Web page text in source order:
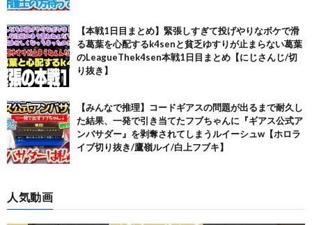
【本戦1日目まとめ】緊張しすぎて投げやりなボケで滑
る葛葉を心配するk4senと貧乏ゆすりが止まらない葛葉
のLeagueThek4sen本戦1日目まとめ【にじさんじ/切
り抜き】
【みんなで推理】コードギアスの問題が出るまで耐久し
た結果、一発で引き当てたフブちゃんに『ギアス公式ア
ンバサダー』を剥奪されてしまうルイーシュw【ホロラ
イブ切り抜き/鷹嶺ルイ/白上フブキ】
人気動画